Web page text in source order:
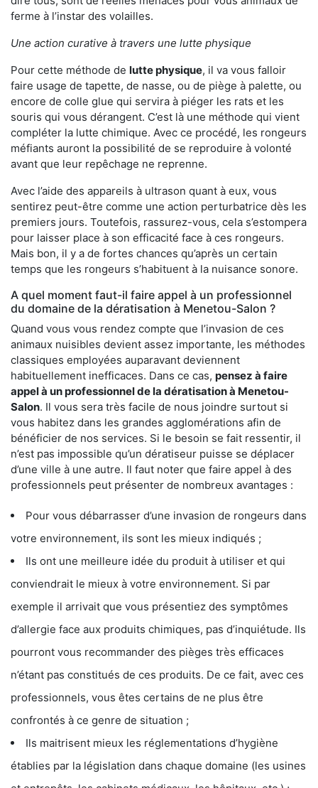
ferme à l’instar des volailles.
Une action curative à travers une lutte physique
Pour cette méthode de lutte physique, il va vous falloir
faire usage de tapette, de nasse, ou de piège à palette, ou
encore de colle glue qui servira à piéger les rats et les
souris qui vous dérangent. C’est là une méthode qui vient
compléter la lutte chimique. Avec ce procédé, les rongeurs
méfiants auront la possibilité de se reproduire à volonté
avant que leur repêchage ne reprenne.
Avec l’aide des appareils à ultrason quant à eux, vous
sentirez peut-être comme une action perturbatrice dès les
premiers jours. Toutefois, rassurez-vous, cela s’estompera
pour laisser place à son efficacité face à ces rongeurs.
Mais bon, il y a de fortes chances qu’après un certain
temps que les rongeurs s’habituent à la nuisance sonore.
A quel moment faut-il faire appel à un professionnel
du domaine de la dératisation à Menetou-Salon ?
Quand vous vous rendez compte que l’invasion de ces
animaux nuisibles devient assez importante, les méthodes
classiques employées auparavant deviennent
habituellement inefficaces. Dans ce cas, pensez à faire
appel à un professionnel de la dératisation à Menetou-
Salon. Il vous sera très facile de nous joindre surtout si
vous habitez dans les grandes agglomérations afin de
bénéficier de nos services. Si le besoin se fait ressentir, il
n’est pas impossible qu’un dératiseur puisse se déplacer
d’une ville à une autre. Il faut noter que faire appel à des
professionnels peut présenter de nombreux avantages :
Pour vous débarrasser d’une invasion de rongeurs dans
votre environnement, ils sont les mieux indiqués ;
Ils ont une meilleure idée du produit à utiliser et qui
conviendrait le mieux à votre environnement. Si par
exemple il arrivait que vous présentiez des symptômes
d’allergie face aux produits chimiques, pas d’inquiétude. Ils
pourront vous recommander des pièges très efficaces
n’étant pas constitués de ces produits. De ce fait, avec ces
professionnels, vous êtes certains de ne plus être
confrontés à ce genre de situation ;
Ils maitrisent mieux les réglementations d’hygiène
établies par la législation dans chaque domaine (les usines